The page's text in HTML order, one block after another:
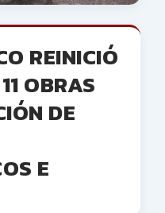
REINICIÓ
OBRAS
DE
E